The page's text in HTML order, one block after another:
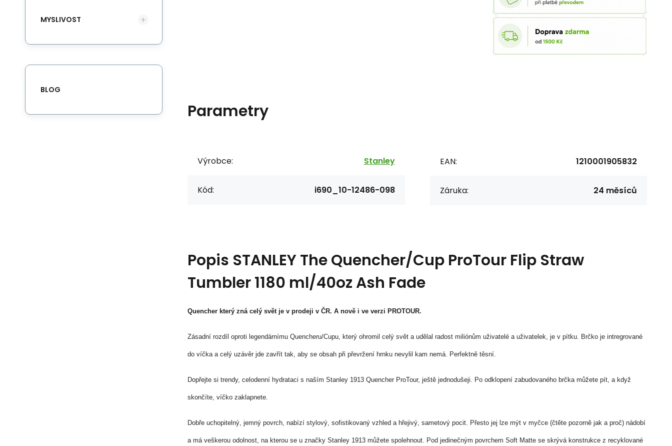
Parametry
Výrobce: Stanley
Kód: i690_10-12486-098
EAN: 1210001905832
Záruka: 24 měsíců
Popis STANLEY The Quencher/Cup ProTour Flip Straw
Tumbler 1180 ml/40oz Ash Fade
Quencher který zná celý svět je v prodeji v ČR. A nově i ve verzi PROTOUR.
Zásadní rozdíl oproti legendárnímu Quencheru/Cupu, který ohromil celý svět a udělal radost miliónům uživatelé a uživatelek, je v pítku. Brčko je intregrované
do víčka a celý uzávěr jde zavřít tak, aby se obsah při převržení hrnku nevylil kam nemá. Perfektně těsní.
Dopřejte si trendy, celodenní hydrataci s naším Stanley 1913 Quencher ProTour, ještě jednodušeji. Po odklopení zabudovaného brčka můžete pít, a když
skončíte, víčko zaklapnete.
Dobře uchopitelný, jemný povrch, nabízí stylový, sofistikovaný vzhled a hřejivý, sametový pocit. Přesto jej lze mýt v myčce (čtěte pozorně jak a proč) nádobí
a má veškerou odolnost, na kterou se u značky Stanley 1913 můžete spolehnout. Pod jedinečným povrchem Soft Matte se skrývá konstrukce z recyklované
MYSLIVOST
BLOG